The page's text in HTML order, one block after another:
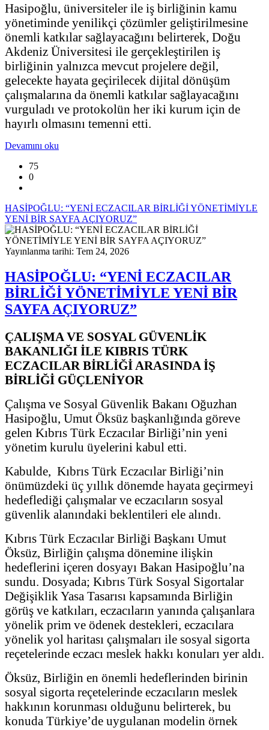
Hasipoğlu, üniversiteler ile iş birliğinin kamu
yönetiminde yenilikçi çözümler geliştirilmesine
önemli katkılar sağlayacağını belirterek, Doğu
Akdeniz Üniversitesi ile gerçekleştirilen iş
birliğinin yalnızca mevcut projelere değil,
gelecekte hayata geçirilecek dijital dönüşüm
çalışmalarına da önemli katkılar sağlayacağını
vurguladı ve protokolün her iki kurum için de
hayırlı olmasını temenni etti.
Devamını oku
75
0
HASİPOĞLU: “YENİ ECZACILAR BİRLİĞİ YÖNETİMİYLE
YENİ BİR SAYFA AÇIYORUZ”
Yayınlanma tarihi: Tem 24, 2026
HASİPOĞLU: “YENİ ECZACILAR
BİRLİĞİ YÖNETİMİYLE YENİ BİR
SAYFA AÇIYORUZ”
ÇALIŞMA VE SOSYAL GÜVENLİK
BAKANLIĞI İLE KIBRIS TÜRK
ECZACILAR BİRLİĞİ ARASINDA İŞ
BİRLİĞİ GÜÇLENİYOR
Çalışma ve Sosyal Güvenlik Bakanı Oğuzhan
Hasipoğlu, Umut Öksüz başkanlığında göreve
gelen Kıbrıs Türk Eczacılar Birliği’nin yeni
yönetim kurulu üyelerini kabul etti.
Kabulde, Kıbrıs Türk Eczacılar Birliği’nin
önümüzdeki üç yıllık dönemde hayata geçirmeyi
hedeflediği çalışmalar ve eczacıların sosyal
güvenlik alanındaki beklentileri ele alındı.
Kıbrıs Türk Eczacılar Birliği Başkanı Umut
Öksüz, Birliğin çalışma dönemine ilişkin
hedeflerini içeren dosyayı Bakan Hasipoğlu’na
sundu. Dosyada; Kıbrıs Türk Sosyal Sigortalar
Değişiklik Yasa Tasarısı kapsamında Birliğin
görüş ve katkıları, eczacıların yanında çalışanlara
yönelik prim ve ödenek destekleri, eczacılara
yönelik yol haritası çalışmaları ile sosyal sigorta
reçetelerinde eczacı meslek hakkı konuları yer aldı.
Öksüz, Birliğin en önemli hedeflerinden birinin
sosyal sigorta reçetelerinde eczacıların meslek
hakkının korunması olduğunu belirterek, bu
konuda Türkiye’de uygulanan modelin örnek